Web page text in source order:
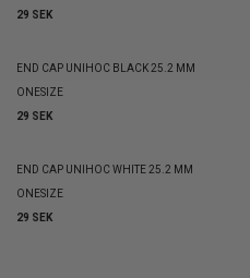
29 SEK
END CAP UNIHOC BLACK 25.2 MM
ONESIZE
29 SEK
END CAP UNIHOC WHITE 25.2 MM
ONESIZE
29 SEK